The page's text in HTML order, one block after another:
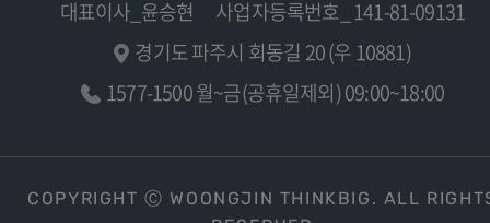
대표이사_윤승현
사업자등록번호_ 141-81-09131
경기도 파주시 회동길 20 (우 10881)
1577-1500 월~금(공휴일제외) 09:00~18:00
COPYRIGHT Ⓒ WOONGJIN THINKBIG. ALL